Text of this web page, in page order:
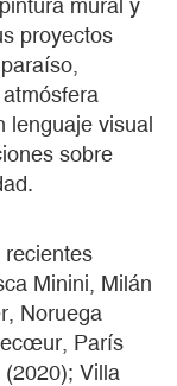
mural y
proyectos
lenguaje visual
sobre
recientes
Minini, Milán
Noruega
París
Villa